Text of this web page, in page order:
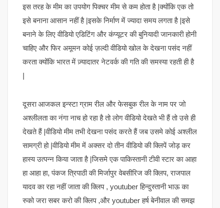
इस तरह के मीम का उपयोग पिक्चर मीम से कम होता है |क्योंकि एक तो
इसे बनाना आसान नहीं है |इसके निर्माण में ज्यादा समय लगता है |इसे
बनाने के लिए वीडियो एडिटिंग और कंप्यूटर की बुनियादी जानकारी होनी
चाहिए और फिर अमूमन कोई ज़ल्दी वीडियो खोल के देखना पसंद नहीं
करता क्योंकि भारत में ज़्यादातर नेटवर्क की गति की समस्या रहती ही है
|
दूसरा आजकल इन्स्टा ग्राम रील और फेसबुक रील के नाम पर जो
अश्लीलता का नंगा नाच हो रहा है तो लोग वीडियो देखते भी हैं तो उसे ही
देखते हैं |वीडियो मीम तभी देखना पसंद करते हैं जब उसमे कोई अश्लील
सामग्री हो |वीडियो मीम में अक्सर दो तीन वीडियो की क्लिपें जोड़ कर
हास्य उत्पन्न किया जाता है |जिसमे एक पाकिस्तानी टीवी स्टार का आहा
हा आहा हा, पंकज त्रिपाठी की मिर्जापुर वेबसीरिज की क्लिप, राजपाल
यादव का रहा नहीं जाता की क्लिप , youtuber हिन्दुस्तानी भाऊ का
रुको जरा सबर करो की क्लिप ,और youtuber हर्ष बेनीवाल की समझ